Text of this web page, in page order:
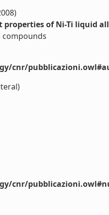
properties of Ni-Ti liquid
compounds
cnr/
cnr/